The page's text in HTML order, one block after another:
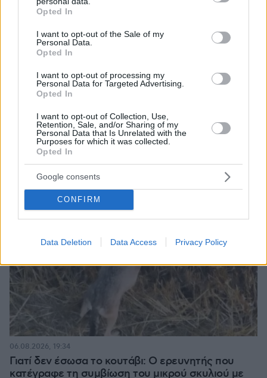
grant or deny consent to Google and its third-party tags to
use your data for below specified purposes in below Google
consent section.
Opted In
I want to opt-out of the Sale of my
Personal Data.
Opted In
I want to opt-out of processing my
Personal Data for Targeted Advertising.
Opted In
I want to opt-out of Collection, Use,
Retention, Sale, and/or Sharing of my
Personal Data that Is Unrelated with the
Purposes for which it was collected.
Opted In
Google consents
CONFIRM
Data Deletion Data Access Privacy Policy
Γιώργος Παράσχος: Χαμογελαστός, δίνει τη μάχη
του με τον καρκίνο, μπήκε στο νοσοκομείο για νέα
θεραπεία
06.08.2026, 18:00
Γιατί δεν έσωσα το κουτάβι: Ο ερευνητής που
κατέγραφε τη συμβίωση του μικρού σκυλιού με
06.08.2026, 19:34